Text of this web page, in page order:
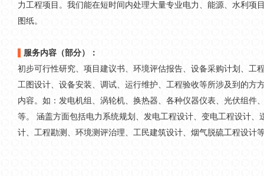
力工程项目。我们能在短时间内处理大量专业电力、能源、水利项
图纸。
服务内容（部分）：
初步可行性研究、项目建议书、环境评估报告、设备采购计划、工
工图设计、设备安装、调试、运行维护、工程验收等所涉及到的方
内容。如：发电机组、涡轮机、换热器、各种仪器仪表、光伏组件
等。 涵盖方面包括电力系统规划、发电工程设计、变电工程设计、
计、工程勘测、环境测评治理、工民建筑设计、烟气脱硫工程设计